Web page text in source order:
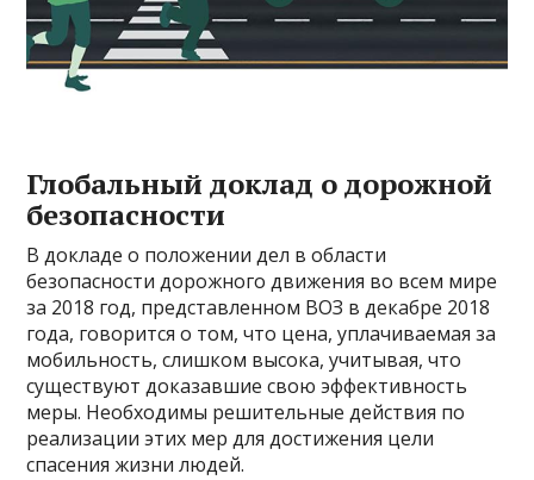
Глобальный доклад о дорожной
безопасности
В докладе о положении дел в области
безопасности дорожного движения во всем мире
за 2018 год, представленном ВОЗ в декабре 2018
года, говорится о том, что цена, уплачиваемая за
мобильность, слишком высока, учитывая, что
существуют доказавшие свою эффективность
меры. Необходимы решительные действия по
реализации этих мер для достижения цели
спасения жизни людей.